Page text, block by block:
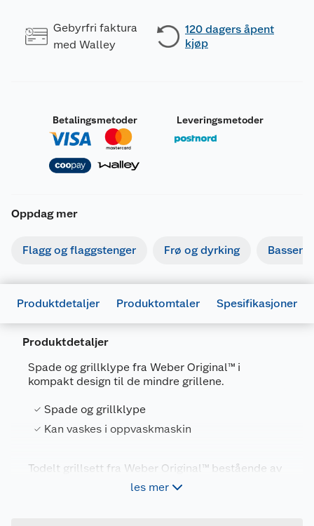
Gebyrfri faktura
med Walley
120 dagers åpent
kjøp
Betalingsmetoder Leveringsmetoder
Oppdag mer
Flagg og flaggstenger Frø og dyrking Basseng
Produktdetaljer Produktomtaler Spesifikasjoner
Produktdetaljer
Spade og grillklype fra Weber Original™ i
kompakt design til de mindre grillene.
Spade og grillklype
Kan vaskes i oppvaskmaskin
Todelt grillsett fra Weber Original™ bestående av
grillspade og grillklype.
les mer
Generelt
Artikkelnummer
Leverandørens artikkelnummer